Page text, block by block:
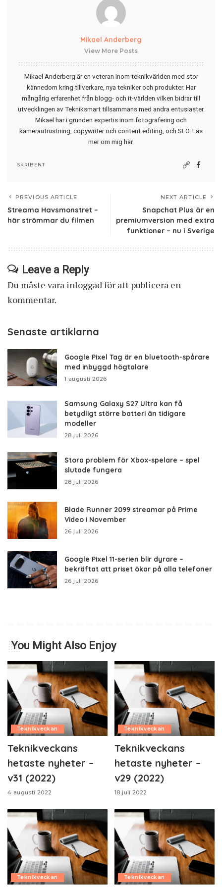
Mikael Anderberg
View More Posts
Mikael Anderberg är en veteran inom teknikvärlden med stor
kännedom kring tillverkare, nya tekniker och produkter. Har
mångårig erfarenhet från blogg- och it-världen vilken bidrar till
utvecklingen av Tekniksmart tillsammans med andra entusiaster.
Mikael har i grunden expertis inom fotografering och
kamerautrustning, copywriter och content editing, och SEO. Läs
mer om mig här.
SKRIBENT
PREVIOUS ARTICLE
Streama Havsmonstret –
här strömmar du filmen
NEXT ARTICLE
Snapchat Plus är en
premiumversion med extra
funktioner – nu i Sverige
Leave a Reply
Du måste vara inloggad för att publicera en
kommentar.
Senaste artiklarna
Google Pixel Tag är en bluetooth-spårare
med inbyggd högtalare
1 augusti 2026
Samsung Galaxy S27 Ultra kan få
betydligt större batteri än tidigare
modeller
28 juli 2026
Stora problem för Xbox-spelare – spel
slutade fungera
28 juli 2026
Blade Runner 2099 streamar på Prime
Video i November
26 juli 2026
Google Pixel 11-serien blir dyrare –
bekräftat att priset ökar på alla telefoner
26 juli 2026
You Might Also Enjoy
Teknikveckan
Teknikveckans
hetaste nyheter –
v31 (2022)
4 augusti 2022
Teknikveckan
Teknikveckans
hetaste nyheter –
v29 (2022)
18 juli 2022
Teknikveckan Teknikveckan